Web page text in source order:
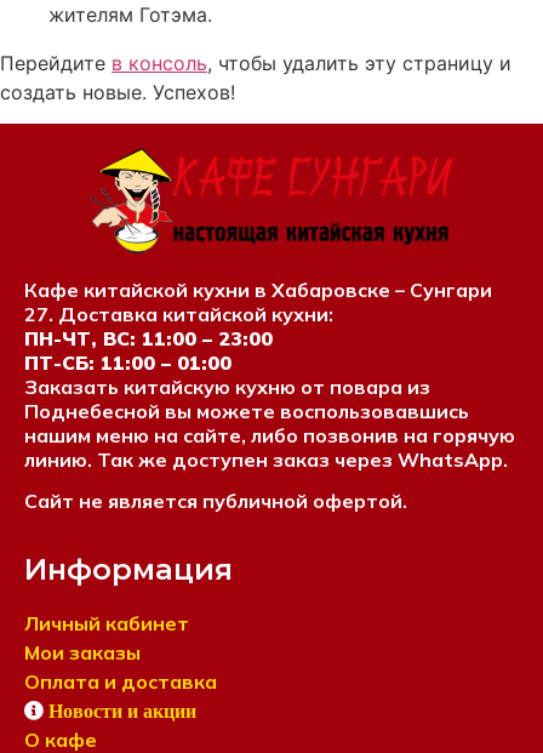
жителям Готэма.
Перейдите в консоль, чтобы удалить эту страницу и
создать новые. Успехов!
Кафе китайской кухни в Хабаровске – Сунгари
27. Доставка китайской кухни:
ПН-ЧТ, ВС: 11:00 – 23:00
ПТ-СБ: 11:00 – 01:00
Заказать китайскую кухню от повара из
Поднебесной вы можете воспользовавшись
нашим меню на сайте, либо позвонив на горячую
линию. Так же доступен заказ через WhatsApp.
Сайт не является публичной офертой.
Информация
Личный кабинет
Мои заказы
Оплата и доставка
Новости и акции
О кафе